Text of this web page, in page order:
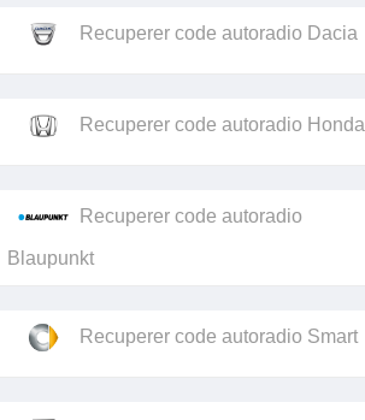
Recuperer code autoradio Dacia
Recuperer code autoradio Honda
Recuperer code autoradio
Blaupunkt
Recuperer code autoradio Smart